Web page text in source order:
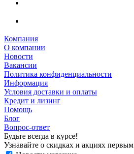
Компания
О компании
Новости
Вакансии
Политика конфиденциальности
Информация
Условия доставки и оплаты
Кредит и лизинг
Помощь
Блог
Вопрос-ответ
Будьте всегда в курсе!
Узнавайте о скидках и акциях первым